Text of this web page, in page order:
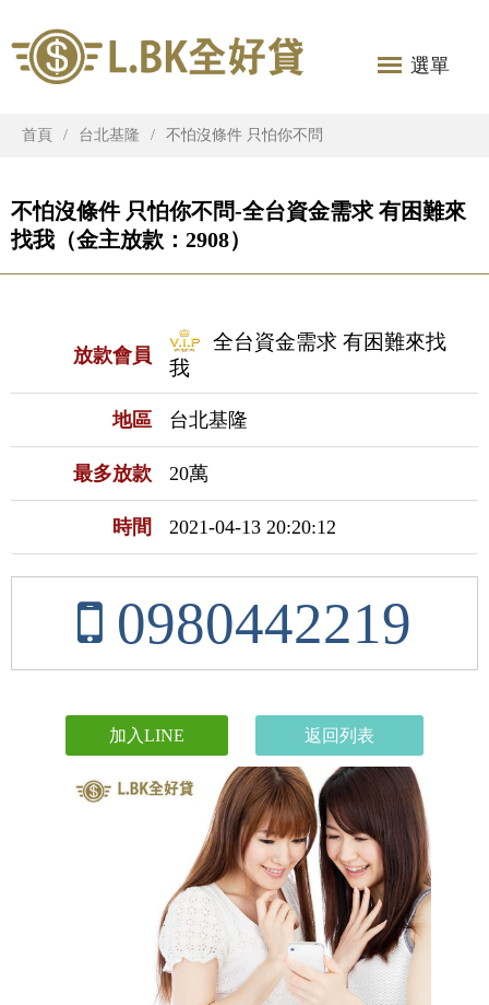
選單
首頁 台北基隆 不怕沒條件 只怕你不問
不怕沒條件 只怕你不問-全台資金需求 有困難來
找我（金主放款：2908）
放款會員
全台資金需求 有困難來找
我
地區 台北基隆
最多放款 20萬
時間 2021-04-13 20:20:12
0980442219
加入LINE 返回列表